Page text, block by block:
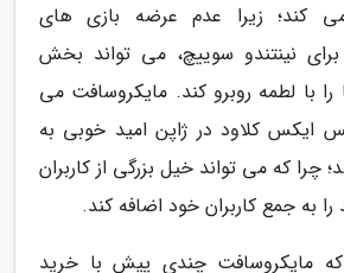
کند؛ زیرا عدم عرضه بازی های
برای نینتندو سوییچ، می تواند بخش
را با لطمه روبرو کند. مایکروسافت می
ایکس کلاود در ژاپن امید خوبی به
چرا که می تواند خیل بزرگی از کاربران
به جمع کاربران خود اضافه کند.
مایکروسافت چندی پیش با خرید